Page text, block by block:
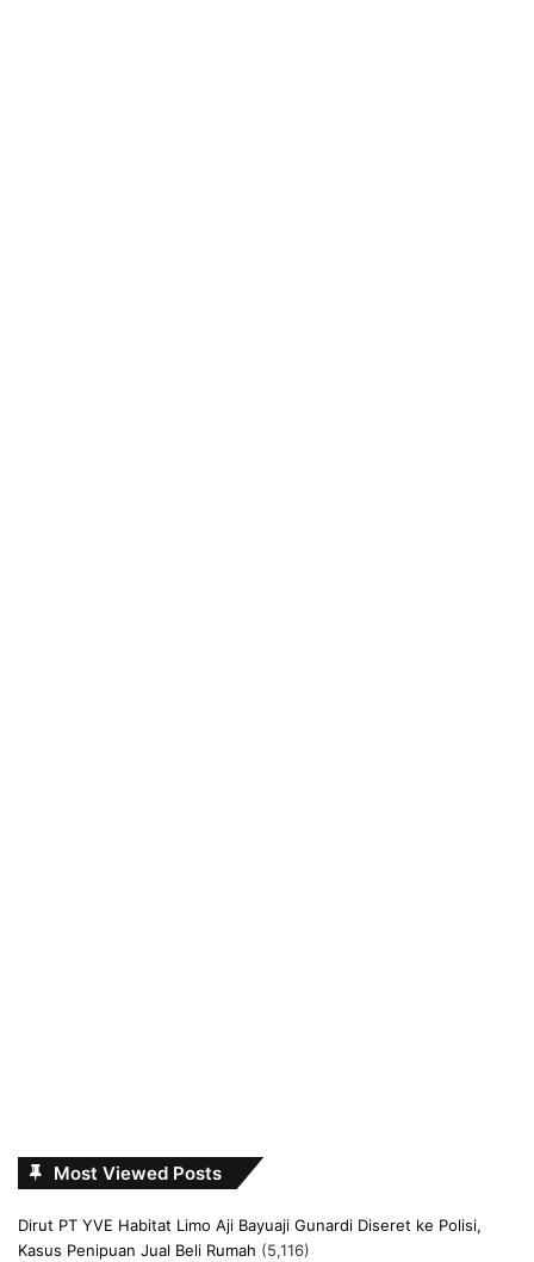
Most Viewed Posts
Dirut PT YVE Habitat Limo Aji Bayuaji Gunardi Diseret ke Polisi,
Kasus Penipuan Jual Beli Rumah (5,116)